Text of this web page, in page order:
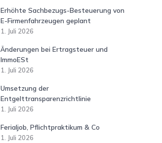
Erhöhte Sachbezugs-Besteuerung von
E-Firmenfahrzeugen geplant
1. Juli 2026
Änderungen bei Ertragsteuer und
ImmoESt
1. Juli 2026
Umsetzung der
Entgelttransparenzrichtlinie
1. Juli 2026
Ferialjob, Pflichtpraktikum & Co
1. Juli 2026